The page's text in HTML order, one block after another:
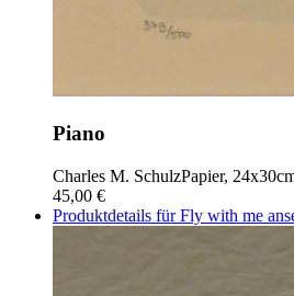
Piano
Charles M. SchulzPapier,
45,00 €
Produktdetails für Fly with me